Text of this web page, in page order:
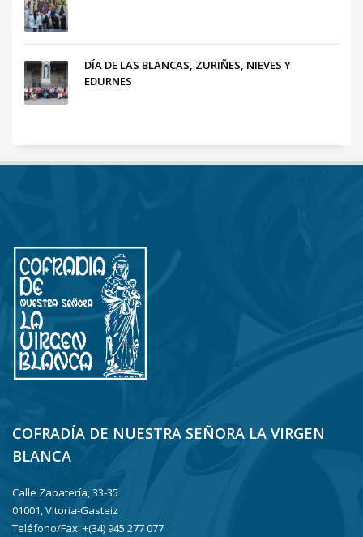
DÍA DE LAS BLANCAS, ZURIÑES, NIEVES Y
EDURNES
COFRADÍA DE NUESTRA SEÑORA LA VIRGEN
BLANCA
Calle Zapatería, 33-35
01001, Vitoria-Gasteiz
Teléfono/Fax: +(34) 945 277 077